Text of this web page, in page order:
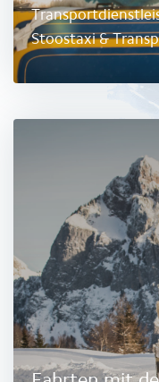
Stoostaxi &